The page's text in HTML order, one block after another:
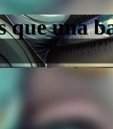
una